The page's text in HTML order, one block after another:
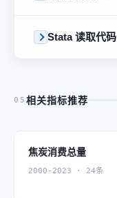
Stata 读取代码
05 相关指标推荐
焦炭消费总量
2000-2023 · 24条